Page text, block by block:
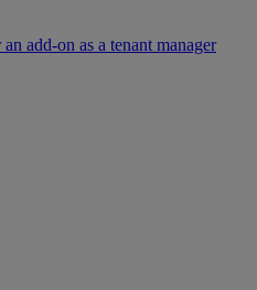
add-on as a tenant manager